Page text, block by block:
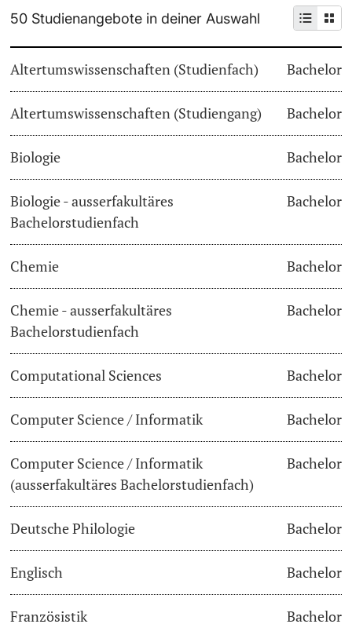
Doktorierende
Fördernde & Alumni
weitere Informationen
Dozierende
Informationen, Veranstaltungen & Schnuppern
Studienberatung
Studienfachberatung
Im Studium
Vorlesungsverzeichnis
Belegen
Termine & Fristen
Dokumente und Verifikation
«Start Smart»-Week
Mobilität
Campus Stories
Weiterbildung
Universität
50 Studienangebote in deiner Auswahl
Altertumswissenschaften (Studienfach) Bachelor
Altertumswissenschaften (Studiengang) Bachelor
Biologie Bachelor
Biologie - ausserfakultäres
Bachelorstudienfach
Bachelor
Chemie Bachelor
Chemie - ausserfakultäres
Bachelorstudienfach
Bachelor
Computational Sciences Bachelor
Computer Science / Informatik Bachelor
Computer Science / Informatik
(ausserfakultäres Bachelorstudienfach)
Bachelor
Deutsche Philologie Bachelor
Englisch Bachelor
Französistik Bachelor